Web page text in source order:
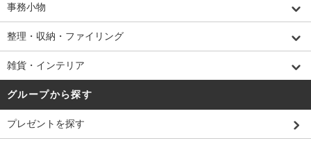
事務小物
整理・収納・ファイリング
雑貨・インテリア
グループから探す
プレゼントを探す